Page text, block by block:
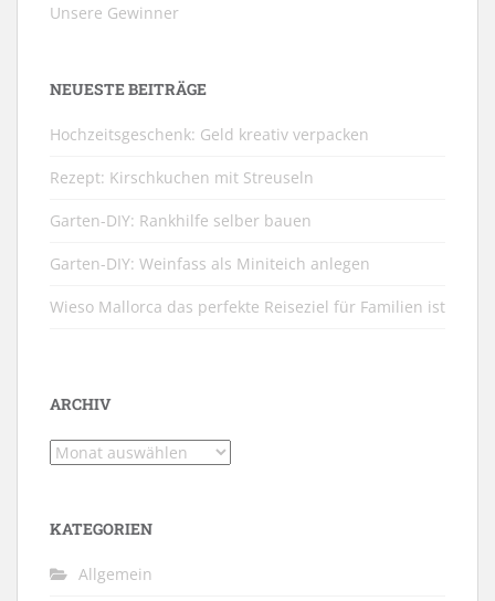
Unsere Gewinner
NEUESTE BEITRÄGE
Hochzeitsgeschenk: Geld kreativ verpacken
Rezept: Kirschkuchen mit Streuseln
Garten-DIY: Rankhilfe selber bauen
Garten-DIY: Weinfass als Miniteich anlegen
Wieso Mallorca das perfekte Reiseziel für Familien ist
ARCHIV
Archiv
KATEGORIEN
Allgemein